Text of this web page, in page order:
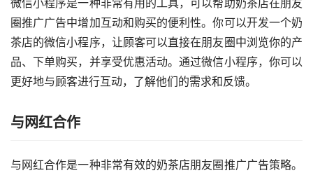
圈推广广告中增加互动和购买的便利性。你可以开发一个奶
茶店的微信小程序，让顾客可以直接在朋友圈中浏览你的产
品、下单购买，并享受优惠活动。通过微信小程序，你可以
更好地与顾客进行互动，了解他们的需求和反馈。
与网红合作
与网红合作是一种非常有效的奶茶店朋友圈推广广告策略。